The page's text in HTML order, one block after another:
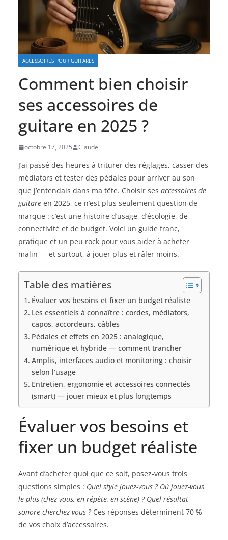
ACCESSOIRES POUR GUITARES
Comment bien choisir
ses accessoires de
guitare en 2025 ?
octobre 17, 2025 Claude
J’ai passé des heures à triturer des réglages, casser des
médiators et tester des pédales pour arriver au son
que j’entendais dans ma tête. Choisir ses accessoires de
guitare en 2025, ce n’est plus seulement question de
marque : c’est une histoire d’usage, d’écologie, de
connectivité et de budget. Voici un guide franc,
pratique et un peu rock pour vous aider à acheter
malin — et surtout, à jouer plus et râler moins.
Table des matières
Évaluer vos besoins et fixer un budget réaliste
Les essentiels à connaître : cordes, médiators,
capos, accordeurs, câbles
Pédales et effets en 2025 : analogique,
numérique et hybride — comment trancher
Amplis, interfaces audio et monitoring : choisir
selon l’usage
Entretien, ergonomie et accessoires connectés
(smart) — jouer mieux et plus longtemps
Évaluer vos besoins et
fixer un budget réaliste
Avant d’acheter quoi que ce soit, posez-vous trois
questions simples : Quel style jouez-vous ? Où jouez-vous
le plus (chez vous, en répète, en scène) ? Quel résultat
sonore cherchez-vous ?Ces réponses déterminent 70 %
de vos choix d’accessoires.